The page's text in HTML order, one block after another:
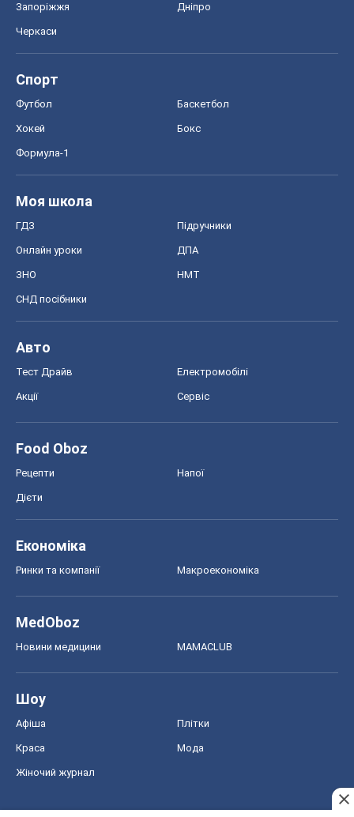
Запоріжжя Дніпро
Черкаси
Спорт
Футбол Баскетбол
Хокей Бокс
Формула-1
Моя школа
ГДЗ Підручники
Онлайн уроки ДПА
ЗНО НМТ
СНД посібники
Авто
Тест Драйв Електромобілі
Акції Сервіс
Food Oboz
Рецепти Напої
Дієти
Економіка
Ринки та компанії Макроекономіка
MedOboz
Новини медицини MAMACLUB
Шоу
Афіша Плітки
Краса Мода
Жіночий журнал